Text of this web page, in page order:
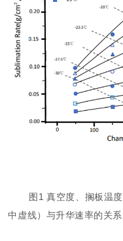
图1真空度、搁板温
中虚线）与升华速率的关